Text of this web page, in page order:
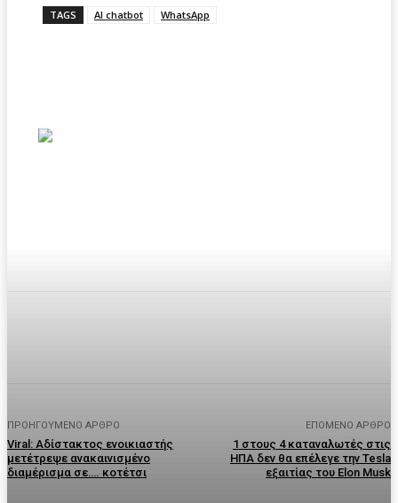
TAGS AI chatbot WhatsApp
ΠΡΟΗΓΟΎΜΕΝΟ ΆΡΘΡΟ
Viral: Αδίστακτος ενοικιαστής
μετέτρεψε ανακαινισμένο
διαμέρισμα σε…. κοτέτσι
ΕΠΌΜΕΝΟ ΆΡΘΡΟ
1 στους 4 καταναλωτές στις
ΗΠΑ δεν θα επέλεγε την Tesla
εξαιτίας του Elon Musk